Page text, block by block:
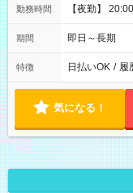
勤務時間 【夜勤】
期間 即日～長期
特徴 日払いOK / 履
気になる！